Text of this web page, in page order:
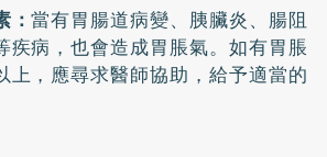
：當有胃腸道病變、胰臟炎、腸阻
疾病，也會造成胃脹氣。如有胃脹
上，應尋求醫師協助，給予適當的